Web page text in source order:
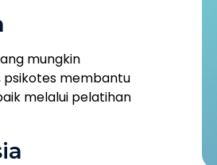
mungkin
psikotes membantu
melalui pelatihan